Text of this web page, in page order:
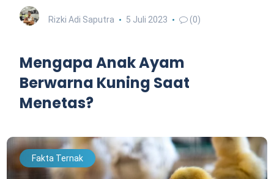
Rizki Adi Saputra 5 Juli 2023 (0)
Mengapa Anak Ayam
Berwarna Kuning Saat
Menetas?
Fakta Ternak